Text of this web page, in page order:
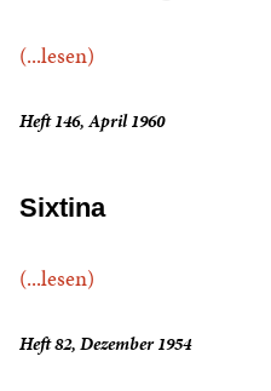
(...lesen)
Heft 146, April 1960
Sixtina
(...lesen)
Heft 82, Dezember 1954